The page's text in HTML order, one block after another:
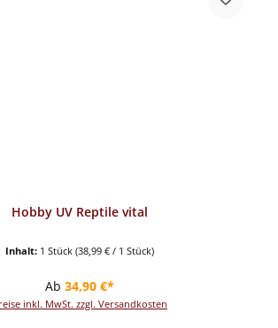
Hobby UV Reptile vital
Inhalt: 1 Stück (38,99 € / 1 Stück)
Regulärer Preis:
Ab 34,90 €*
inkl. MwSt. zzgl. Versandkosten